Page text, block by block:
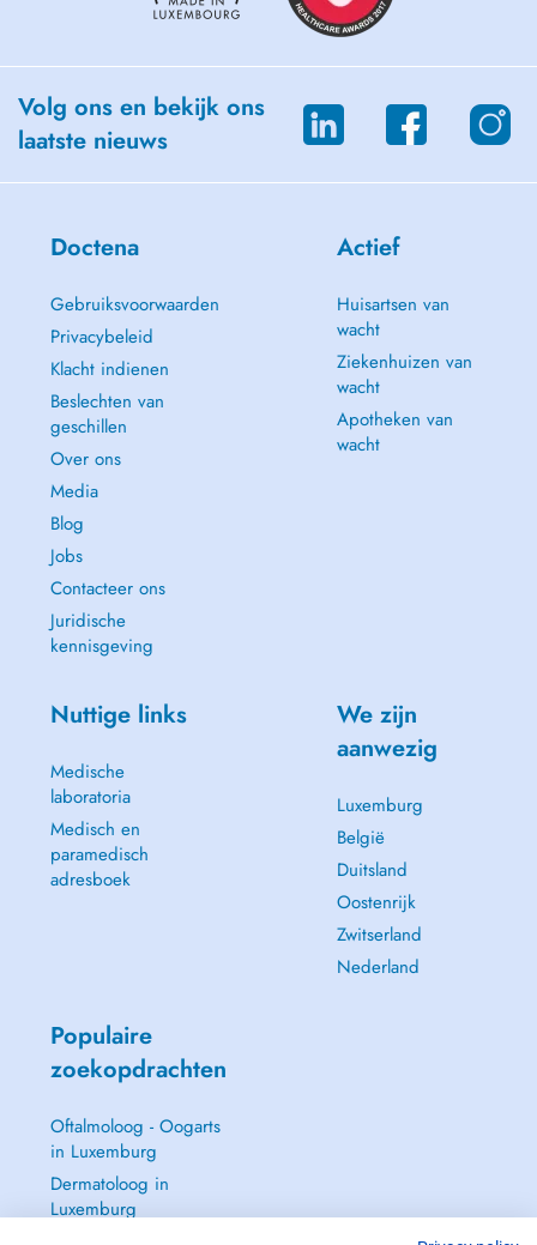
Volg ons en bekijk ons
laatste nieuws
Doctena
Gebruiksvoorwaarden
Privacybeleid
Klacht indienen
Beslechten van
geschillen
Over ons
Media
Blog
Jobs
Contacteer ons
Juridische
kennisgeving
Actief
Huisartsen van
wacht
Ziekenhuizen van
wacht
Apotheken van
wacht
Nuttige links
Medische
laboratoria
Medisch en
paramedisch
adresboek
We zijn
aanwezig
Luxemburg
België
Duitsland
Oostenrijk
Zwitserland
Nederland
Populaire
zoekopdrachten
Oftalmoloog - Oogarts
in Luxemburg
Dermatoloog in
Luxemburg